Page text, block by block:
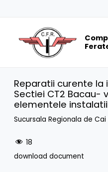
Reparatii curente la
Sectiei CT2 Bacau-
elementele
Sucursala Regionala de
18
download document